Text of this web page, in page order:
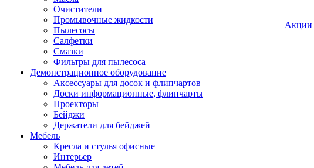
Очистители
Промывочные жидкости
Пылесосы
Салфетки
Смазки
Фильтры для пылесоса
Демонстрационное оборудование
Аксессуары для досок и флипчартов
Доски информационные, флипчарты
Проекторы
Бейджи
Держатели для бейджей
Мебель
Кресла и стулья офисные
Интерьер
Акции